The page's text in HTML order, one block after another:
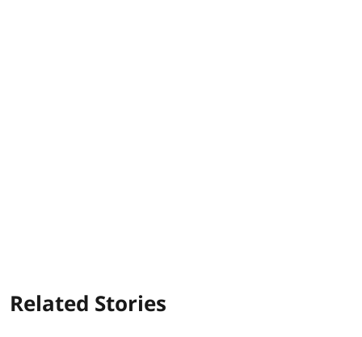
Related Stories